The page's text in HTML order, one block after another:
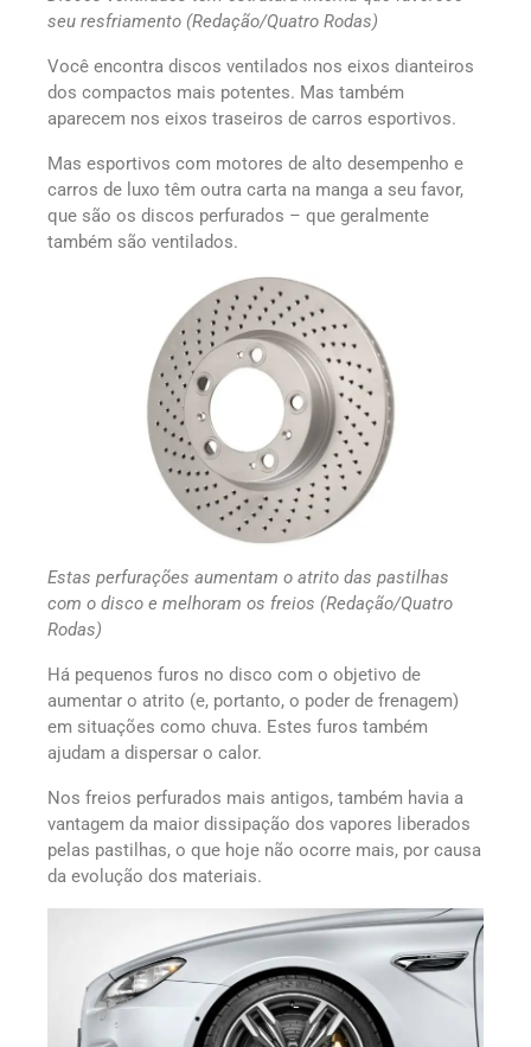
seu resfriamento (Redação/Quatro Rodas)
Você encontra discos ventilados nos eixos dianteiros
dos compactos mais potentes. Mas também
aparecem nos eixos traseiros de carros esportivos.
Mas esportivos com motores de alto desempenho e
carros de luxo têm outra carta na manga a seu favor,
que são os discos perfurados – que geralmente
também são ventilados.
Estas perfurações aumentam o atrito das pastilhas
com o disco e melhoram os freios (Redação/Quatro
Rodas)
Há pequenos furos no disco com o objetivo de
aumentar o atrito (e, portanto, o poder de frenagem)
em situações como chuva. Estes furos também
ajudam a dispersar o calor.
Nos freios perfurados mais antigos, também havia a
vantagem da maior dissipação dos vapores liberados
pelas pastilhas, o que hoje não ocorre mais, por causa
da evolução dos materiais.